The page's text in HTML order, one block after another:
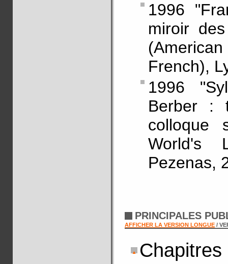
1996
miroir
French),
1996
Berber :
colloque
World's
Pezenas,
PRINCIPALES
AFFICHER LA VERSION LONGUE /